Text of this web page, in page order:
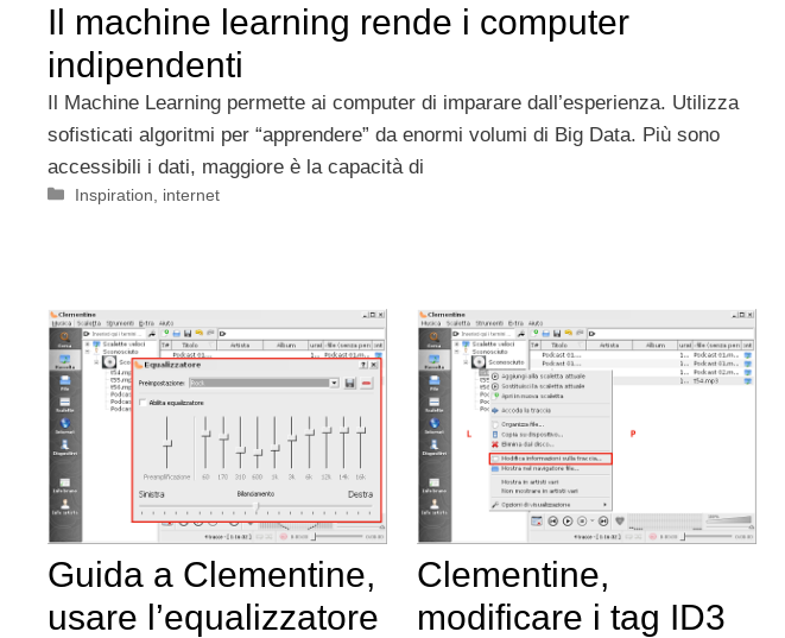
Il machine learning rende i computer
indipendenti
Il Machine Learning permette ai computer di imparare dall’esperienza. Utilizza
sofisticati algoritmi per “apprendere” da enormi volumi di Big Data. Più sono
accessibili i dati, maggiore è la capacità di
Categorie
Inspiration internet
Guida a Clementine,
usare l’equalizzatore
Clementine,
modificare i tag ID3